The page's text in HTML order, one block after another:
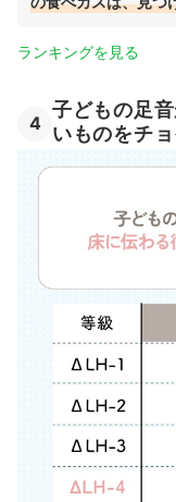
ランキングを見る
4
子どもの足
いものをチ